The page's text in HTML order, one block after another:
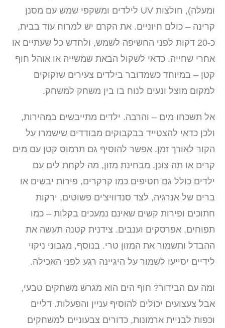
ומעלה), חולצות UV לילדים ומשקפי שמש עם מסנן
קרינה – כולם חיוניים. את הקרם יש למרוח עוד בבית,
כ-20 דקות לפני החשיפה לשמש, ולחדש כל שעתיים או
אחרי שחייה. כדאי לשקול הבאת שמשייה או אוהל חוף
קטן – במיוחד כשמדובר בילדים צעירים שזקוקים
למקום מוצל ונעים לנוח בו בין משחק למשחק.
אל תשכחו מים – והרבה. ילדים מתייבשים במהירות,
ולכן כדאי להצטייד בבקבוקים מבודדים שישמרו על
הקור לאורך זמן. אפשר להוסיף גם תרמוס קטן עם מים
קרים או תה צונן. מבחינת מזון, מה לקחת לים עם
ילדים כולל גם חטיפים כמו קרקרים, פירות יבשים או
ברים של אנרגיה, לצד סנדוויצ'ים פשוטים, ירקות
חתוכים ופירות קשים שאינם נמעכים בקלות – כמו
תפוחים, אפרסקים וענבים. צידנית קטנה תעשה את
ההבדל ותשמור את המזון טרי. בנוסף, מגבוני ניקוי
לידיים יסייעו לשמור על היגיינה רגע לפני האכילה.
ומה עם הבידור? חוף הים הוא מגרש משחקים טבעי,
אבל צעצועים יכולים להוסיף עניין והפעלות. דליים
וכפות לבניית ארמונות, כדורים צבעוניים למשחקים